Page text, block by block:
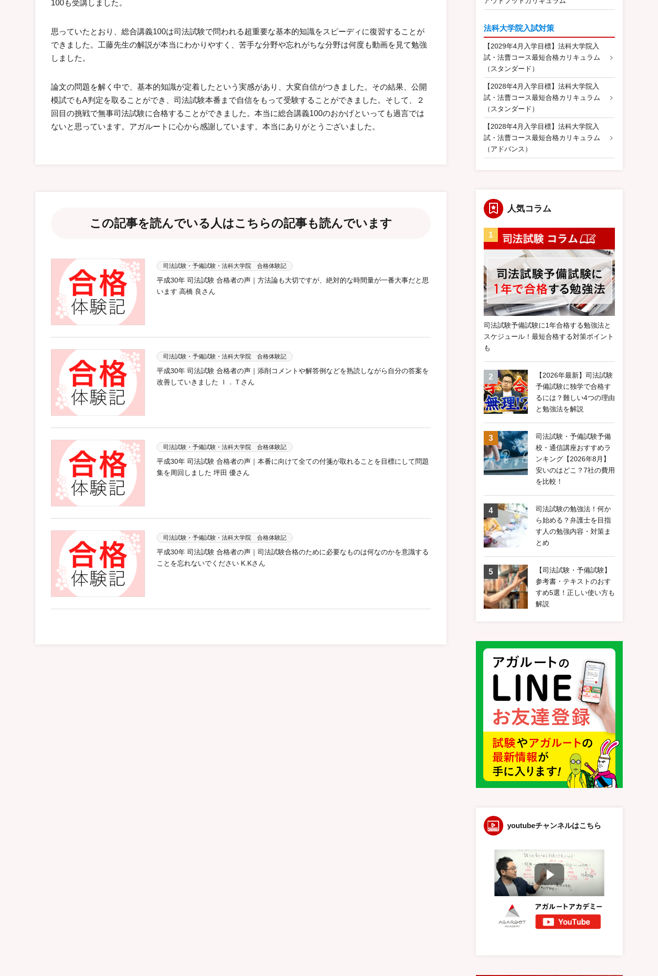
100も受講しました。
思っていたとおり、総合講義100は司法試験で問われる超重要な基本的知識をスピーディに復習することが
できました。工藤先生の解説が本当にわかりやすく、苦手な分野や忘れがちな分野は何度も動画を見て勉強
しました。
論文の問題を解く中で、基本的知識が定着したという実感があり、大変自信がつきました。その結果、公開
模試でもA判定を取ることができ、司法試験本番まで自信をもって受験することができました。そして、２
回目の挑戦で無事司法試験に合格することができました。本当に総合講義100のおかげといっても過言では
ないと思っています。アガルートに心から感謝しています。本当にありがとうございました。
この記事を読んでいる人はこちらの記事も読んでいます
司法試験・予備試験・法科大学院 合格体験記
平成30年 司法試験 合格者の声｜方法論も大切ですが、絶対的な時間量が一番大事だと思
います 高橋 良さん
司法試験・予備試験・法科大学院 合格体験記
平成30年 司法試験 合格者の声｜添削コメントや解答例などを熟読しながら自分の答案を
改善していきました Ｉ．Ｔさん
司法試験・予備試験・法科大学院 合格体験記
平成30年 司法試験 合格者の声｜本番に向けて全ての付箋が取れることを目標にして問題
集を周回しました 坪田 優さん
司法試験・予備試験・法科大学院 合格体験記
平成30年 司法試験 合格者の声｜司法試験合格のために必要なものは何なのかを意識する
ことを忘れないでください K.Kさん
法科大学院入試対策
【2029年4月入学目標】法科大学院入
試・法曹コース最短合格カリキュラム
（スタンダード）
【2028年4月入学目標】法科大学院入
試・法曹コース最短合格カリキュラム
（スタンダード）
【2028年4月入学目標】法科大学院入
試・法曹コース最短合格カリキュラム
（アドバンス）
人気コラム
司法試験予備試験に1年合格する勉強法と
スケジュール！最短合格する対策ポイント
も
【2026年最新】司法試験
予備試験に独学で合格す
るには？難しい4つの理由
と勉強法を解説
司法試験・予備試験予備
校・通信講座おすすめラ
ンキング【2026年8月】
安いのはどこ？7社の費用
を比較！
司法試験の勉強法！何か
ら始める？弁護士を目指
す人の勉強内容・対策ま
とめ
【司法試験・予備試験】
参考書・テキストのおす
すめ5選！正しい使い方も
解説
youtubeチャンネルはこちら